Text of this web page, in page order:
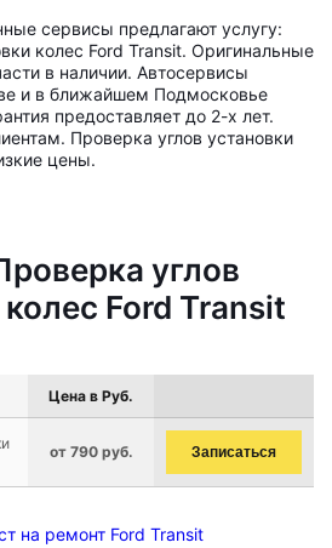
сервисы предлагают услугу:
колес Ford Transit. Оригинальные
в наличии. Автосервисы
и в ближайшем Подмосковье
предоставляет до 2-х лет.
Проверка углов установки
цены.
углов
Ford Transit
Цена в Руб.
от 790 руб. Записаться
на ремонт Ford Transit